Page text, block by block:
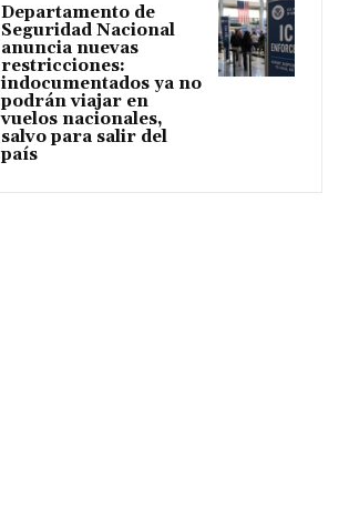
Departamento de
Seguridad Nacional
anuncia nuevas
restricciones:
indocumentados ya no
podrán viajar en
vuelos nacionales,
salvo para salir del
país